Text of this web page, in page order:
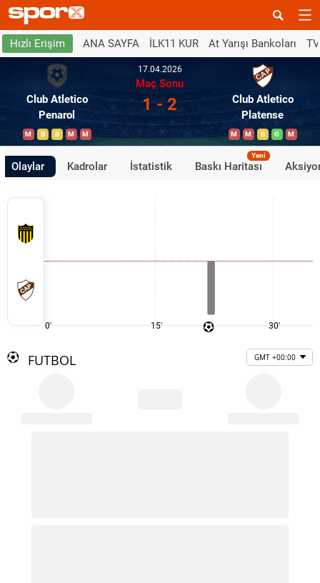
Hızlı Erişim ANA SAYFA İLK11 KUR At Yarışı Bankoları
Club Atletico
Penarol
M B B M M
17.04.2026
Maç Sonu
1 - 2
Club Atletico
Platense
M M B G M
Olaylar Kadrolar İstatistik Baskı Haritası
Yeni
0' 15' 30'
FUTBOL GMT +00:00